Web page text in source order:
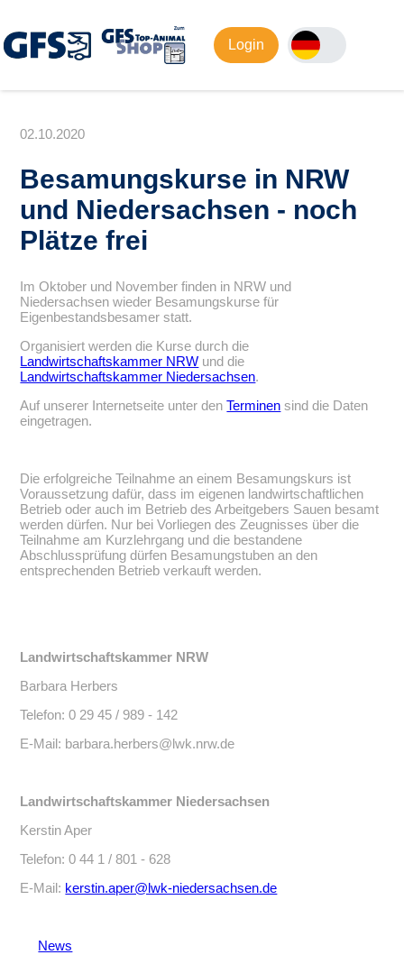
Login
02.10.2020
Besamungskurse in NRW
und Niedersachsen - noch
Plätze frei
Im Oktober und November finden in NRW und
Niedersachsen wieder Besamungskurse für
Eigenbestandsbesamer statt.
Organisiert werden die Kurse durch die
Landwirtschaftskammer NRW und die
Landwirtschaftskammer Niedersachsen.
Auf unserer Internetseite unter denTerminen sind die Daten
eingetragen.
Die erfolgreiche Teilnahme an einem Besamungskurs ist
Voraussetzung dafür, dass im eigenen landwirtschaftlichen
Betrieb oder auch im Betrieb des Arbeitgebers Sauen besamt
werden dürfen. Nur bei Vorliegen des Zeugnisses über die
Teilnahme am Kurzlehrgang und die bestandene
Abschlussprüfung dürfen Besamungstuben an den
entsprechenden Betrieb verkauft werden.
Landwirtschaftskammer NRW
Barbara Herbers
Telefon: 0 29 45 / 989 - 142
E-Mail: barbara.herbers@lwk.nrw.de
Landwirtschaftskammer Niedersachsen
Kerstin Aper
Telefon: 0 44 1 / 801 - 628
E-Mail: kerstin.aper@lwk-niedersachsen.de
News